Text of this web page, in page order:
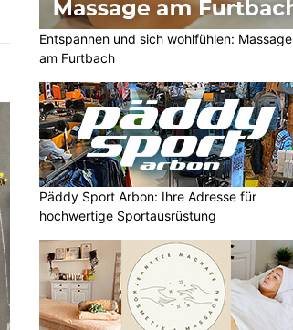
Entspannen und sich wohlfühlen: Massage
am Furtbach
Päddy Sport Arbon: Ihre Adresse für
hochwertige Sportausrüstung